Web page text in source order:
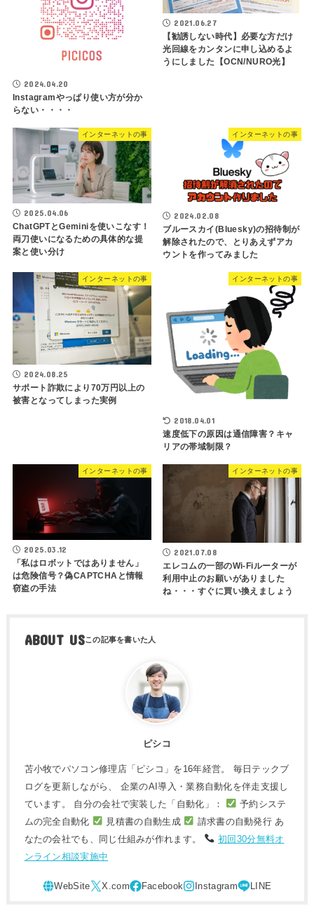
2024.04.20
Instagramやっぱり使い方が分か
らない・・・・
2021.06.27
【勧誘しない時代】必要な方だけ
光回線をカンタンに申し込めるよ
うにしました【OCN/NURO光】
インターネットの事
2025.04.06
ChatGPTとGeminiを使いこなす！
両刀使いになるための具体的な提
案と使い分け
インターネットの事
2024.02.08
ブルースカイ(Bluesky)の招待制が
解除されたので、とりあえずアカ
ウントを作ってみました
インターネットの事
2024.08.25
サポート詐欺により70万円以上の
被害となってしまった実例
インターネットの事
2018.04.01
速度低下の原因は通信障害？キャ
リアの帯域制限？
インターネットの事
2025.03.12
「私はロボットではありません」
は危険信号？偽CAPTCHAと情報
窃盗の手法
インターネットの事
2021.07.08
エレコムの一部のWi-Fiルーターが
利用中止のお願いがありました
ね・・・すぐに買い換えましょう
ABOUT US
ピシコ
苫小牧でパソコン修理店「ピシコ」を16年経営。 毎日テックブ
ログを更新しながら、 企業のAI導入・業務自動化を伴走支援し
ています。 自分の会社で実装した「自動化」：
予約システ
ムの完全自動化
見積書の自動生成
請求書の自動発行 あ
なたの会社でも、同じ仕組みが作れます。
初回30分無料オ
ンライン相談実施中